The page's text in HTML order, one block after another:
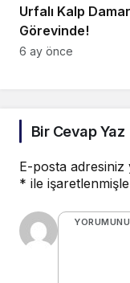
Urfalı Kalp
Görevinde!
6 ay önce
Bir Cevap Yaz
E-posta adresiniz
* ile